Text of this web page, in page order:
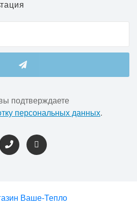
подтверждаете
персональных данных.